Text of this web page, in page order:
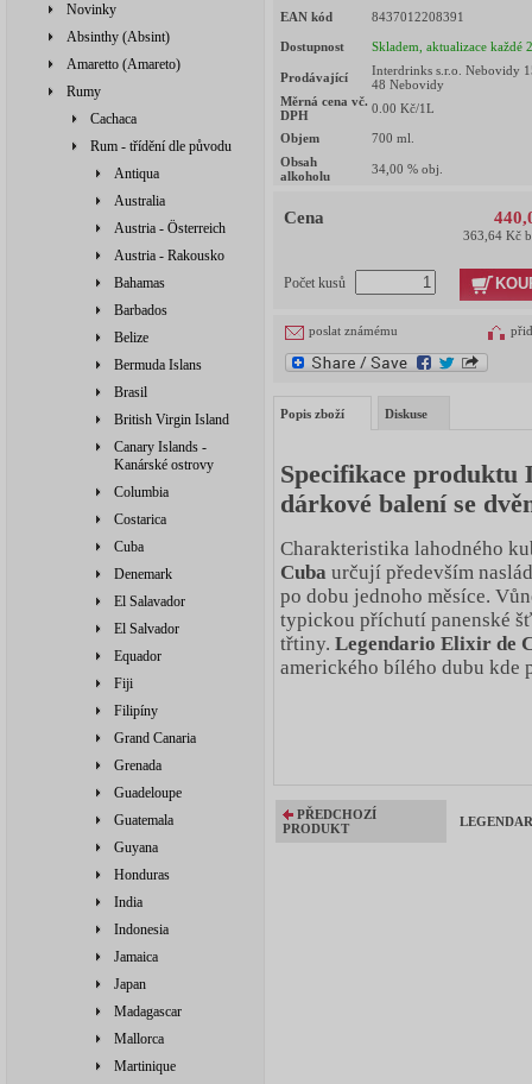
Novinky
Absinthy (Absint)
Amaretto (Amareto)
Rumy
Cachaca
Rum - třídění dle původu
Antiqua
Australia
Austria - Österreich
Austria - Rakousko
Bahamas
Barbados
Belize
Bermuda Islans
Brasil
British Virgin Island
Canary Islands -
Kanárské ostrovy
Columbia
Costarica
Cuba
Denemark
El Salavador
El Salvador
Equador
Fiji
Filipíny
Grand Canaria
Grenada
Guadeloupe
Guatemala
Guyana
Honduras
India
Indonesia
Jamaica
Japan
Madagascar
Mallorca
Martinique
EAN kód 8437012208391
Dostupnost Skladem, aktualizace každé
Prodávající
Interdrinks s.r.o. Nebovidy
48 Nebovidy
Měrná cena vč.
DPH
0.00 Kč/1L
Objem 700 ml.
Obsah
alkoholu
34,00 % obj.
Cena
363,64 Kč
Počet kusů
poslat známému
Popis zboží Diskuse
Specifikace produktu
dárkové balení se
Charakteristika lahodného
Cuba určují především
po dobu jednoho měsíce.
typickou příchutí panenské
třtiny. Legendario Elixir de
amerického bílého dubu kde
PŘEDCHOZÍ
PRODUKT